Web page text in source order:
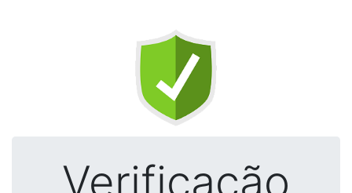
Verificação